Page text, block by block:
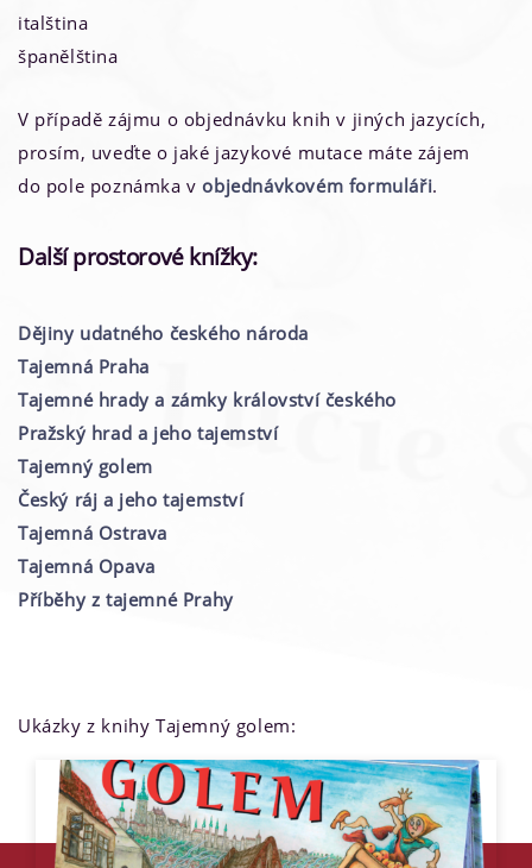
italština
španělština
V případě zájmu o objednávku knih v jiných jazycích,
prosím, uveďte o jaké jazykové mutace máte zájem
do pole poznámka vobjednávkovém formuláři.
Další prostorové knížky:
Dějiny udatného českého národa
Tajemná Praha
Tajemné hrady a zámky království českého
Pražský hrad a jeho tajemství
Tajemný golem
Český ráj a jeho tajemství
Tajemná Ostrava
Tajemná Opava
Příběhy z tajemné Prahy
Ukázky z knihy Tajemný golem: